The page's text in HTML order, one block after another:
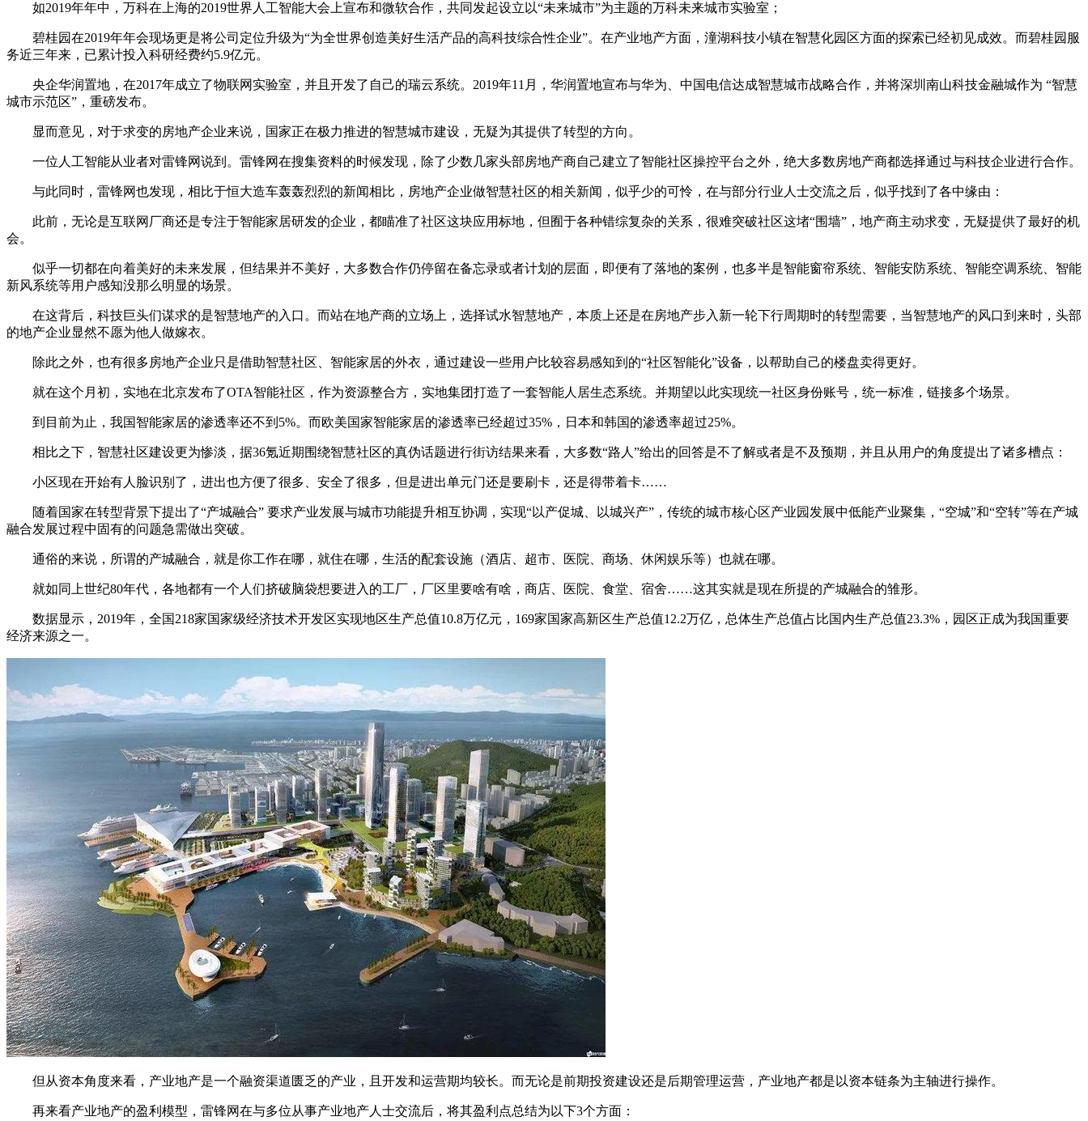
如2019年年中，万科在上海的2019世界人工智能大会上宣布和微软合作，共同发起设立以“未来城市”为主题的万科未来城市实验室；
碧桂园在2019年年会现场更是将公司定位升级为“为全世界创造美好生活产品的高科技综合性企业”。在产业地产方面，潼湖科技小镇在智慧化园区方面的探索已经初见成效。而碧桂园服
务近三年来，已累计投入科研经费约5.9亿元。
央企华润置地，在2017年成立了物联网实验室，并且开发了自己的瑞云系统。2019年11月，华润置地宣布与华为、中国电信达成智慧城市战略合作，并将深圳南山科技金融城作为 “智慧
城市示范区”，重磅发布。
显而意见，对于求变的房地产企业来说，国家正在极力推进的智慧城市建设，无疑为其提供了转型的方向。
一位人工智能从业者对雷锋网说到。雷锋网在搜集资料的时候发现，除了少数几家头部房地产商自己建立了智能社区操控平台之外，绝大多数房地产商都选择通过与科技企业进行合作。
与此同时，雷锋网也发现，相比于恒大造车轰轰烈烈的新闻相比，房地产企业做智慧社区的相关新闻，似乎少的可怜，在与部分行业人士交流之后，似乎找到了各中缘由：
此前，无论是互联网厂商还是专注于智能家居研发的企业，都瞄准了社区这块应用标地，但囿于各种错综复杂的关系，很难突破社区这堵“围墙”，地产商主动求变，无疑提供了最好的机
会。
似乎一切都在向着美好的未来发展，但结果并不美好，大多数合作仍停留在备忘录或者计划的层面，即便有了落地的案例，也多半是智能窗帘系统、智能安防系统、智能空调系统、智能
新风系统等用户感知没那么明显的场景。
在这背后，科技巨头们谋求的是智慧地产的入口。而站在地产商的立场上，选择试水智慧地产，本质上还是在房地产步入新一轮下行周期时的转型需要，当智慧地产的风口到来时，头部
的地产企业显然不愿为他人做嫁衣。
除此之外，也有很多房地产企业只是借助智慧社区、智能家居的外衣，通过建设一些用户比较容易感知到的“社区智能化”设备，以帮助自己的楼盘卖得更好。
就在这个月初，实地在北京发布了OTA智能社区，作为资源整合方，实地集团打造了一套智能人居生态系统。并期望以此实现统一社区身份账号，统一标准，链接多个场景。
到目前为止，我国智能家居的渗透率还不到5%。而欧美国家智能家居的渗透率已经超过35%，日本和韩国的渗透率超过25%。
相比之下，智慧社区建设更为惨淡，据36氪近期围绕智慧社区的真伪话题进行街访结果来看，大多数“路人”给出的回答是不了解或者是不及预期，并且从用户的角度提出了诸多槽点：
小区现在开始有人脸识别了，进出也方便了很多、安全了很多，但是进出单元门还是要刷卡，还是得带着卡……
随着国家在转型背景下提出了“产城融合” 要求产业发展与城市功能提升相互协调，实现“以产促城、以城兴产”，传统的城市核心区产业园发展中低能产业聚集，“空城”和“空转”等在产城
融合发展过程中固有的问题急需做出突破。
通俗的来说，所谓的产城融合，就是你工作在哪，就住在哪，生活的配套设施（酒店、超市、医院、商场、休闲娱乐等）也就在哪。
就如同上世纪80年代，各地都有一个人们挤破脑袋想要进入的工厂，厂区里要啥有啥，商店、医院、食堂、宿舍……这其实就是现在所提的产城融合的雏形。
数据显示，2019年，全国218家国家级经济技术开发区实现地区生产总值10.8万亿元，169家国家高新区生产总值12.2万亿，总体生产总值占比国内生产总值23.3%，园区正成为我国重要
经济来源之一。
但从资本角度来看，产业地产是一个融资渠道匮乏的产业，且开发和运营期均较长。而无论是前期投资建设还是后期管理运营，产业地产都是以资本链条为主轴进行操作。
再来看产业地产的盈利模型，雷锋网在与多位从事产业地产人士交流后，将其盈利点总结为以下3个方面：